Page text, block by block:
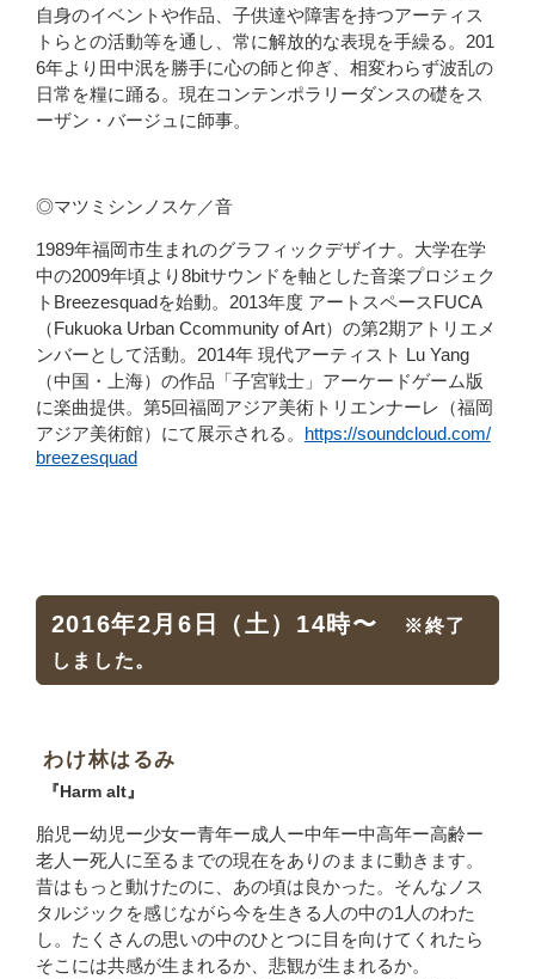
自身のイベントや作品、子供達や障害を持つアーティス
トらとの活動等を通し、常に解放的な表現を手繰る。201
6年より田中泯を勝手に心の師と仰ぎ、相変わらず波乱の
日常を糧に踊る。現在コンテンポラリーダンスの礎をス
ーザン・バージュに師事。
◎マツミシンノスケ／音
1989年福岡市生まれのグラフィックデザイナ。大学在学
中の2009年頃より8bitサウンドを軸とした音楽プロジェク
トBreezesquadを始動。2013年度 アートスペースFUCA
（Fukuoka Urban Ccommunity of Art）の第2期アトリエメ
ンバーとして活動。2014年 現代アーティスト Lu Yang
（中国・上海）の作品「子宮戦士」アーケードゲーム版
に楽曲提供。第5回福岡アジア美術トリエンナーレ（福岡
アジア美術館）にて展示される。 https://soundcloud.com/
breezesquad
2016年2月6日（土）14時〜
※終了
しました。
わけ林はるみ
『Harm alt』
胎児ー幼児ー少女ー青年ー成人ー中年ー中高年ー高齢ー
老人ー死人に至るまでの現在をありのままに動きます。
昔はもっと動けたのに、あの頃は良かった。そんなノス
タルジックを感じながら今を生きる人の中の1人のわた
し。たくさんの思いの中のひとつに目を向けてくれたら
そこには共感が生まれるか、悲観が生まれるか。